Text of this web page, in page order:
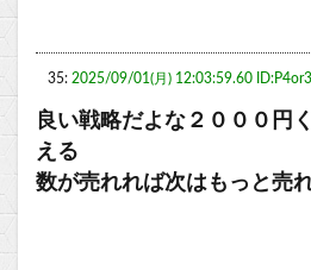
35: 2025/09/01(月) 12:03:59.60
良い戦略だよな２０００円
える
数が売れれば次はもっと売